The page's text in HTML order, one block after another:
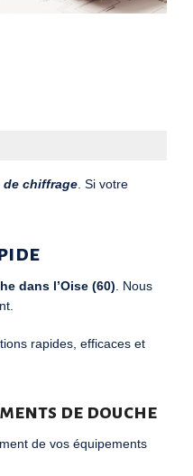
de chiffrage . Si votre
dans l’Oise (60) . Nous
rapides, efficaces et
de douche
de vos équipements